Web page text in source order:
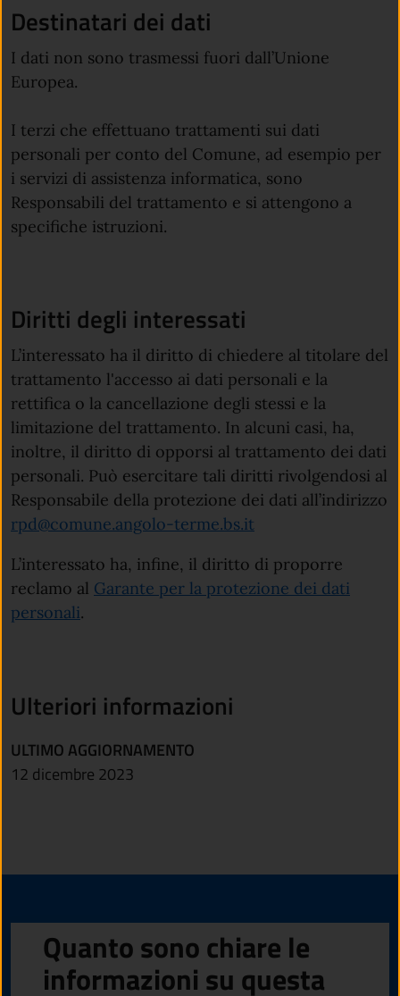
Destinatari dei dati
I dati non sono trasmessi fuori dall’Unione
Europea.
I terzi che effettuano trattamenti sui dati
personali per conto del Comune, ad esempio per
i servizi di assistenza informatica, sono
Responsabili del trattamento e si attengono a
specifiche istruzioni.
Diritti degli interessati
L’interessato ha il diritto di chiedere al titolare del
trattamento l'accesso ai dati personali e la
rettifica o la cancellazione degli stessi e la
limitazione del trattamento. In alcuni casi, ha,
inoltre, il diritto di opporsi al trattamento dei dati
personali. Può esercitare tali diritti rivolgendosi al
Responsabile della protezione dei dati all’indirizzo
rpd@comune.angolo-terme.bs.it(apre in un'altra
L’interessato ha, infine, il diritto di proporre
reclamo al Garante per la protezione dei dati
personali(apre in un'altra scheda).
.
Ulteriori informazioni
ULTIMO AGGIORNAMENTO
12 dicembre 2023
Quanto sono chiare le
informazioni su questa